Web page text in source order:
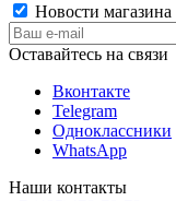
Новости магазина
Оставайтесь на связи
Вконтакте
Telegram
Одноклассники
WhatsApp
Наши контакты